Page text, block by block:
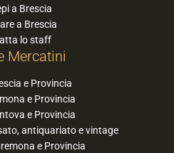
a Brescia
a Brescia
lo staff
Mercatini
e Provincia
e Provincia
e Provincia
antiquariato e vintage
e Provincia